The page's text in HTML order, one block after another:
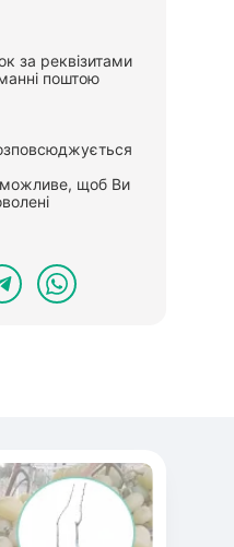
за реквізитами
поштою
щоб Ви